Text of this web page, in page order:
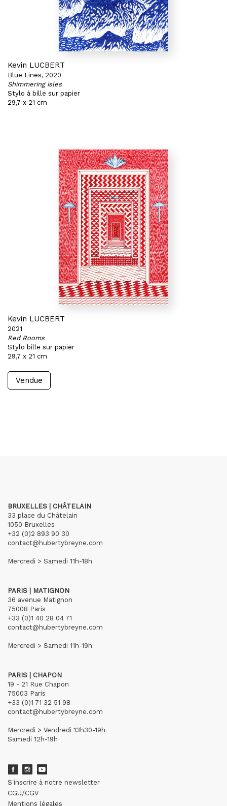
Kevin LUCBERT
Blue Lines, 2020
Shimmering isles
Stylo à bille sur papier
29,7 x 21 cm
Kevin LUCBERT
2021
Red Rooms
Stylo bille sur papier
29,7 x 21 cm
Vendue
BRUXELLES | CHÂTELAIN
33 place du Châtelain
1050 Bruxelles
+32 (0)2 893 90 30
contact@hubertybreyne.com
Mercredi > Samedi 11h-18h
PARIS | MATIGNON
36 avenue Matignon
75008 Paris
+33 (0)1 40 28 04 71
contact@hubertybreyne.com
Mercredi > Samedi 11h-19h
PARIS | CHAPON
19 - 21 Rue Chapon
75003 Paris
+33 (0)1 71 32 51 98
contact@hubertybreyne.com
Mercredi > Vendredi 13h30-19h
Samedi 12h-19h
S'inscrire à notre newsletter
CGU/CGV
Mentions légales